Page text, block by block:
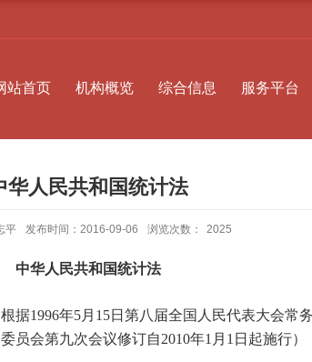
站首页 机构概览 综合信息 服务平台
华人民共和国统计法
平 发布时间：2016-09-06 浏览次数： 2025
中华人民共和国统计法
据1996年5月 15日第八届全国人民代表大会常
员会第九次会议修订自2010年1 月 1 日起施行）